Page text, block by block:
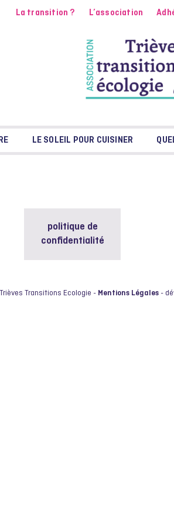
La transition ? L’association
LE SOLEIL POUR CUISINER
politique de
confidentialité
Transitions Ecologie - Mentions Légales -